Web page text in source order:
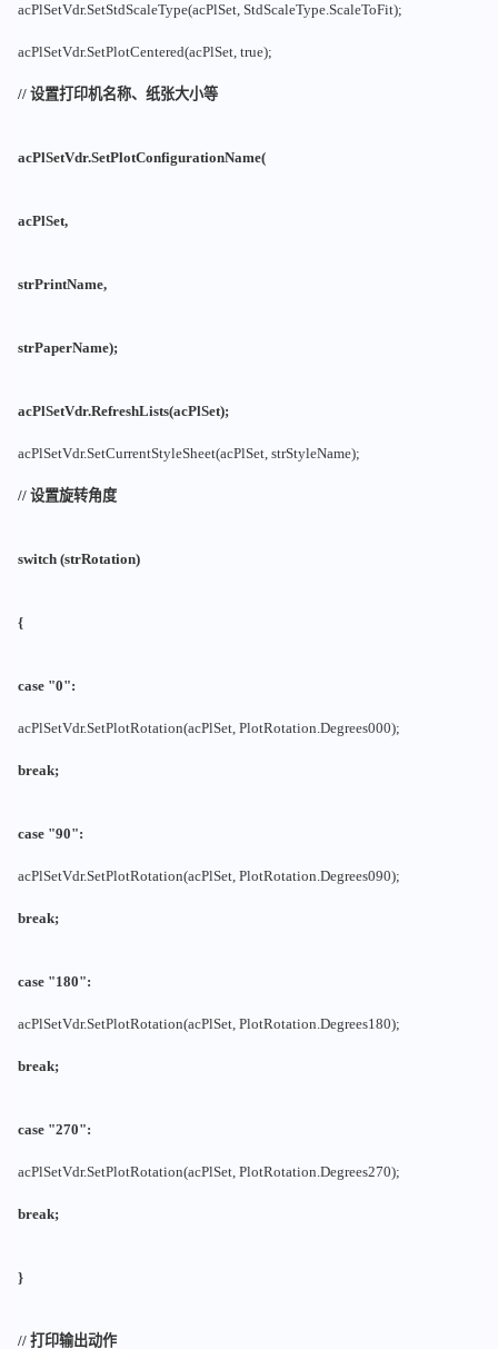
acPlSetVdr.SetStdScaleType(acPlSet, StdScaleType.ScaleToFit);
acPlSetVdr.SetPlotCentered(acPlSet, true);
// 设置打印机名称、纸张大小等
acPlSetVdr.SetPlotConfigurationName(
acPlSet,
strPrintName,
strPaperName);
acPlSetVdr.RefreshLists(acPlSet);
acPlSetVdr.SetCurrentStyleSheet(acPlSet, strStyleName);
// 设置旋转角度
switch (strRotation)
{
case "0":
acPlSetVdr.SetPlotRotation(acPlSet, PlotRotation.Degrees000);
break;
case "90":
acPlSetVdr.SetPlotRotation(acPlSet, PlotRotation.Degrees090);
break;
case "180":
acPlSetVdr.SetPlotRotation(acPlSet, PlotRotation.Degrees180);
break;
case "270":
acPlSetVdr.SetPlotRotation(acPlSet, PlotRotation.Degrees270);
break;
}
// 打印输出动作